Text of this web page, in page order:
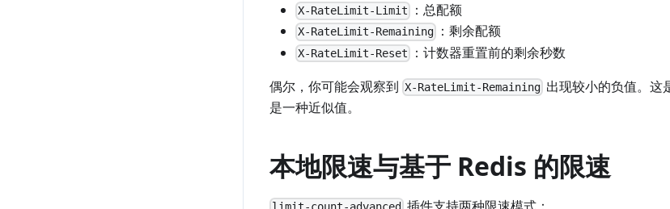
X-RateLimit-Limit ：总配额
X-RateLimit-Remaining ：剩余配额
X-RateLimit-Reset
：计数器重置前的剩余秒数
偶尔，你可能会观察到 X-RateLimit-Remaining 出现较小的负值。这
是一种近似值。
本地限速与基于 Redis 的限速